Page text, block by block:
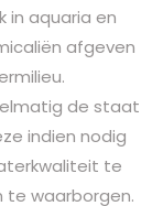
in aquaria en
afgeven
de staat
indien nodig
te
te waarborgen.